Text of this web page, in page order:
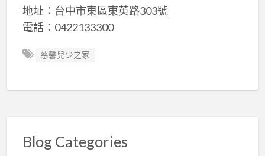
地址：台中市東區東英路303號
電話：0422133300
慈馨兒少之家
Blog Categories